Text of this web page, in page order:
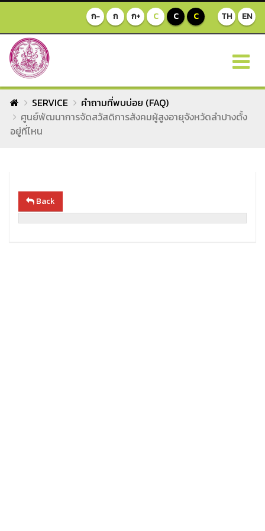
TH EN
ก- ก ก+ C C C
SERVICE
คำถามที่พบบ่อย (FAQ)
ศูนย์พัฒนาการจัดสวัสดิการสังคมผู้สูงอายุจังหวัดลำปางตั้ง
อยู่ที่ไหน
Back